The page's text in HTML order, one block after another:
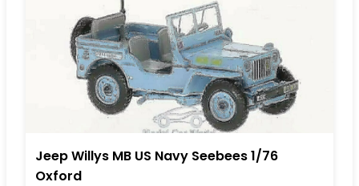
Jeep Willys MB US Navy Seebees 1/76
Oxford